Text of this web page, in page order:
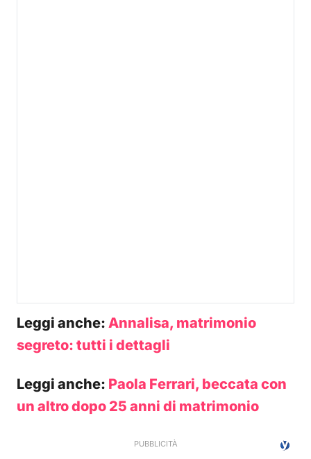
Leggi anche: Annalisa, matrimonio
segreto: tutti i dettagli
Leggi anche: Paola Ferrari, beccata con
un altro dopo 25 anni di matrimonio